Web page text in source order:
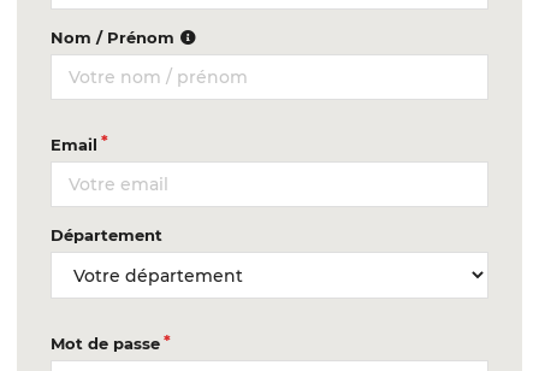
Nom / Prénom
Email
Département
Mot de passe